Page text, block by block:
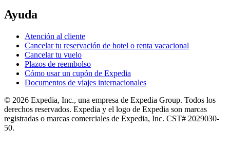
Ayuda
Atención al cliente
Cancelar tu reservación de hotel o renta vacacional
Cancelar tu vuelo
Plazos de reembolso
Cómo usar un cupón de Expedia
Documentos de viajes internacionales
© 2026 Expedia, Inc., una empresa de Expedia Group. Todos los
derechos reservados. Expedia y el logo de Expedia son marcas
registradas o marcas comerciales de Expedia, Inc. CST# 2029030-
50.